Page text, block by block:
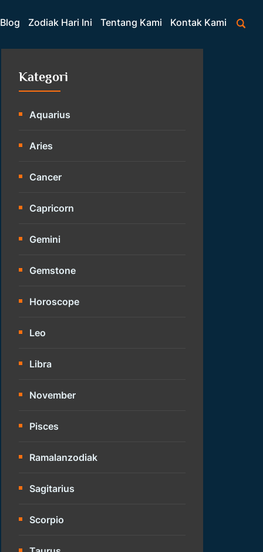
Blog Zodiak Hari Ini Tentang Kami Kontak Kami
Kategori
Aquarius
Aries
Cancer
Capricorn
Gemini
Gemstone
Horoscope
Leo
Libra
November
Pisces
Ramalanzodiak
Sagitarius
Scorpio